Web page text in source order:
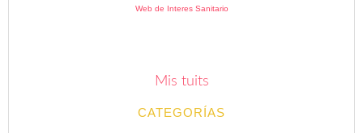
Web de Interes Sanitario
Mis tuits
CATEGORÍAS